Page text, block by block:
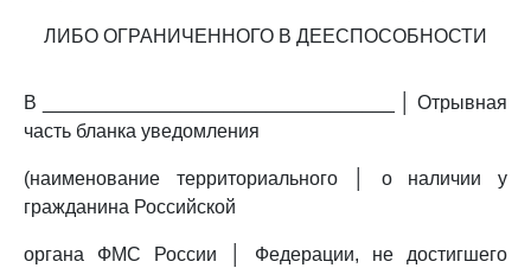
ЛИБО ОГРАНИЧЕННОГО В ДЕЕСПОСОБНОСТИ
В _________________________________ │ Отрывная
часть бланка уведомления
(наименование территориального │ о наличии у
гражданина Российской
органа ФМС России │ Федерации, не достигшего